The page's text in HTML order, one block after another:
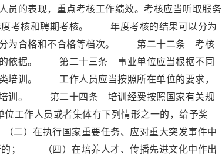
员的表现，重点考核工作绩效。考核应当听取服务
考核和聘期考核。 年度考核的结果可以分为
分为合格和不合格等档次。 第二十二条 考核
的依据。 第二十三条 事业单位应当根据不同
类培训。 工作人员应当按照所在单位的要求，
培训。 第二十四条 培训经费按照国家有关规
人员或者集体有下列情形之一的，给予奖
在执行国家重要任务、应对重大突发事件中
； （四）在培养人才、传播先进文化中作出